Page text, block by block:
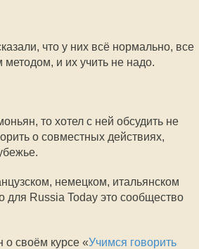
что у них всё нормально, все
и их учить не надо.
то хотел с ней обсудить не
о совместных действиях,
немецком, итальянском
для Russia Today это сообщество
о своём курсе «Учимся говорить